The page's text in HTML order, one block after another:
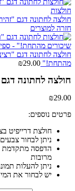
חולצה לחתונה דגם
חזרה למוצרים
חולצה לחתונה דגם
מהתחת!"
₪29.00
חולצה לחתונה
₪29.00
פרטים נוספים:
חולצת דרייפיט
ניתן לבחור צבעים
הדפסה מתקדמת
מרובות
ניתן להעלות
יש לבחור את